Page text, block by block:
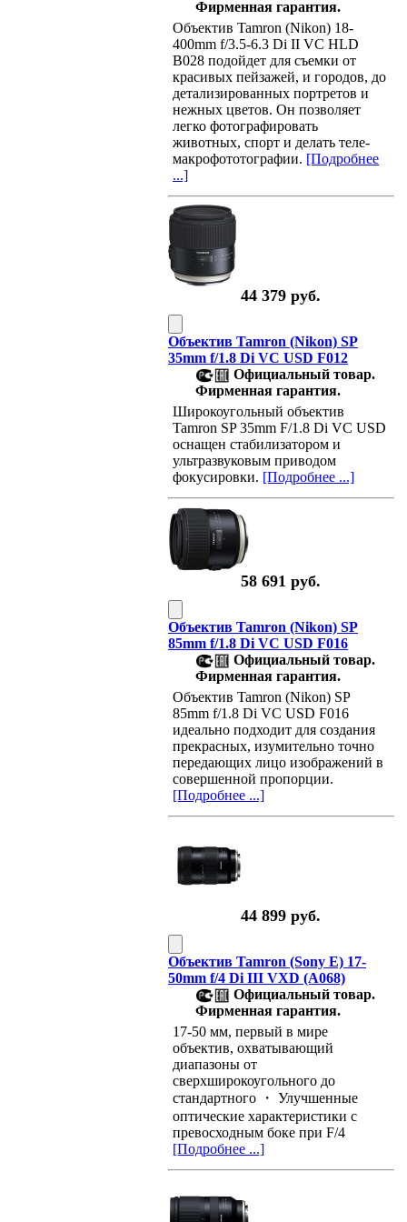
Фирменная гарантия.
Объектив Tamron (Nikon) 18-
400mm f/3.5-6.3 Di II VC HLD
B028 подойдет для съемки от
красивых пейзажей, и городов, до
детализированных портретов и
нежных цветов. Он позволяет
легко фотографировать
животных, спорт и делать теле-
макрофототографии. [Подробнее
...]
44 379 руб.
Объектив Tamron (Nikon) SP
35mm f/1.8 Di VC USD F012
Официальный товар.
Фирменная гарантия.
Широкоугольный объектив
Tamron SP 35mm F/1.8 Di VC USD
оснащен стабилизатором и
ультразвуковым приводом
фокусировки. [Подробнее ...]
58 691 руб.
Объектив Tamron (Nikon) SP
85mm f/1.8 Di VC USD F016
Официальный товар.
Фирменная гарантия.
Объектив Tamron (Nikon) SP
85mm f/1.8 Di VC USD F016
идеально подходит для создания
прекрасных, изумительно точно
передающих лицо изображений в
совершенной пропорции.
[Подробнее ...]
44 899 руб.
Объектив Tamron (Sony E) 17-
50mm f/4 Di III VXD (A068)
Официальный товар.
Фирменная гарантия.
17-50 мм, первый в мире
объектив, охватывающий
диапазоны от
сверхширокоугольного до
стандартного ・ Улучшенные
оптические характеристики с
превосходным боке при F/4
[Подробнее ...]